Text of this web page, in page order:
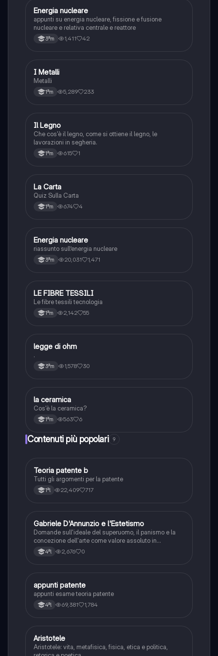
Tecnologia
Energia nucleare
appunti su energia nucleare, fissione e fusione
nucleare e relativa centrale e reattore
3ªm 1,411 42
Tecnologia
I Metalli
Metalli
1ªm 5,289 233
I Tecnologia
Il Legno
Che cos'è il legno, come si ottiene il legno, le
lavorazioni in segheria.
1ªm 615 1
L Tecnologia
La Carta
Quiz Sulla Carta
1ªm 674 4
Scienze
Energia nucleare
riassunto sull’energia nucleare
3ªm 20,031 1,471
Tecnologia
LE FIBRE TESSILI
Le fibre tessili tecnologia
1ªm 2,142 55
Tecnologia
legge di ohm
.
3ªm 1,578 30
LTecnologia
la ceramica
Cos'è la ceramica?
1ªm 563 6
Contenuti più popolari 9
Altro
Teoria patente b
Tutti gli argomenti per la patente
1ªl 22,409 717
GItaliano
Gabriele D'Annunzio e l'Estetismo
Domande sull'ideale del superuomo, il panismo e la
concezione dell'arte come valore assoluto in
D'Annunzio.
4ªl 2,676 0
Altro
appunti patente
appunti esame teoria patente
4ªl 69,381 1,784
Filosofia
Aristotele
Aristotele: vita, metafisica, fisica, etica e politica,